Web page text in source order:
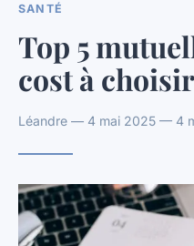
SANTÉ
Top 5
cost à
Léandre — 4 mai 2025 — 4